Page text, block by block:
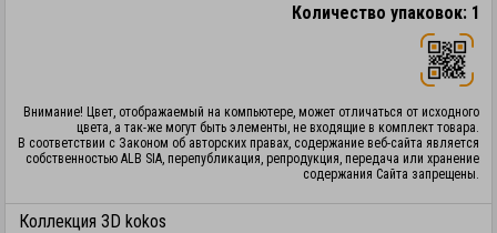
Количество упаковок: 1
Внимание! Цвет, отображаемый на компьютере, может отличаться от исходного
цвета, а так-же могут быть элементы, не входящие в комплект товара.
В соответствии с Законом об авторских правах, содержание веб-сайта является
собственностью ALB SIA, перепубликация, репродукция, передача или хранение
содержания Сайта запрещены.
Коллекция 3D kokos